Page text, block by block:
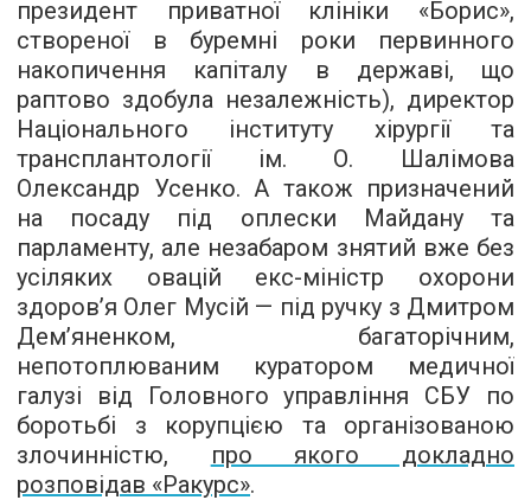
президент приватної клініки «Борис»,
створеної в буремні роки первинного
накопичення капіталу в державі, що
раптово здобула незалежність), директор
Національного інституту хірургії та
трансплантології ім. О. Шалімова
Олександр Усенко. А також призначений
на посаду під оплески Майдану та
парламенту, але незабаром знятий вже без
усіляких овацій екс-міністр охорони
здоров’я Олег Мусій — під ручку з Дмитром
Дем’яненком, багаторічним,
непотоплюваним куратором медичної
галузі від Головного управління СБУ по
боротьбі з корупцією та організованою
злочинністю, про якого докладно
розповідав «Ракурс».